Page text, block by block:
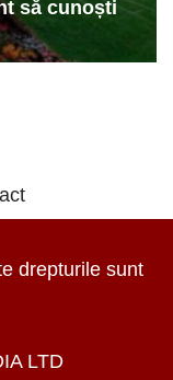
drepturile sunt
LTD